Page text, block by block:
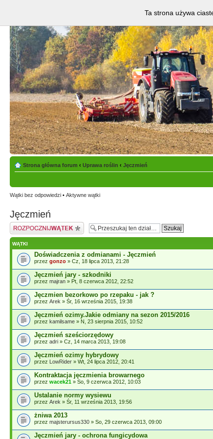
Strona główna forum ‹ Uprawa roślin ‹ Jęczmień
Wątki bez odpowiedzi • Aktywne wątki
Jęczmień
Napisz wątek
WĄTKI
Doświadczenia z odmianami - Jęczmień
przez gonzo » Cz, 18 lipca 2013, 21:28
Jęczmień jary - szkodniki
przez majran » Pt, 8 czerwca 2012, 22:52
Jęczmien bezorkowo po rzepaku - jak ?
przez Arek » Śr, 16 września 2015, 19:38
Jęczmień ozimy.Jakie odmiany na sezon 2015/2016
przez kamilsame » N, 23 sierpnia 2015, 10:52
Jęczmień sześciorzędowy
przez adri » Cz, 14 marca 2013, 19:08
Jęczmień ozimy hybrydowy
przez LowRider » Wt, 24 lipca 2012, 20:41
Kontraktacja jęczmienia browarnego
przez wacek21 » So, 9 czerwca 2012, 10:03
Ustalanie normy wysiewu
przez Arek » Śr, 11 września 2013, 19:56
żniwa 2013
przez majsterursus330 » So, 29 czerwca 2013, 09:00
Jęczmień jary - ochrona fungicydowa
Ta strona używa